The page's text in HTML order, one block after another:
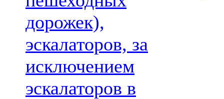
дорожек),
эскалаторов, за
исключением
эскалаторов в